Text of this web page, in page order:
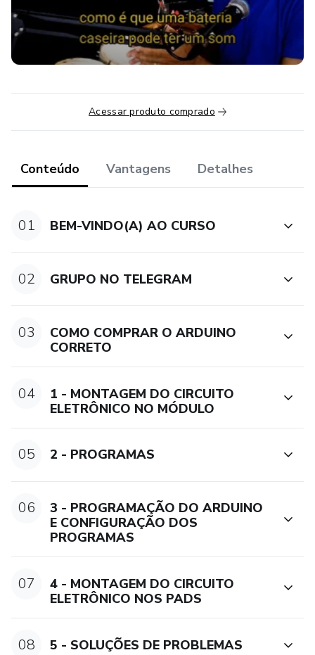
Acessar produto comprado
Conteúdo Vantagens Detalhes
01 BEM-VINDO(A) AO CURSO
02 GRUPO NO TELEGRAM
03
COMO COMPRAR O ARDUINO
CORRETO
04
1 - MONTAGEM DO CIRCUITO
ELETRÔNICO NO MÓDULO
05 2 - PROGRAMAS
06
3 - PROGRAMAÇÃO DO ARDUINO
E CONFIGURAÇÃO DOS
PROGRAMAS
07
4 - MONTAGEM DO CIRCUITO
ELETRÔNICO NOS PADS
08 5 - SOLUÇÕES DE PROBLEMAS